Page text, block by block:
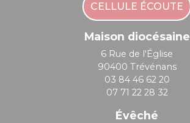
CELLULE ÉCOUTE
Maison diocésaine
6 Rue de l'Église
90400 Trévénans
03 84 46 62 20
07 71 22 28 32
Évêché